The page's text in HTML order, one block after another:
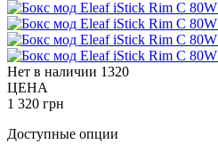
Нет в наличии 1320
ЦЕНА
1 320 грн
Доступные опции